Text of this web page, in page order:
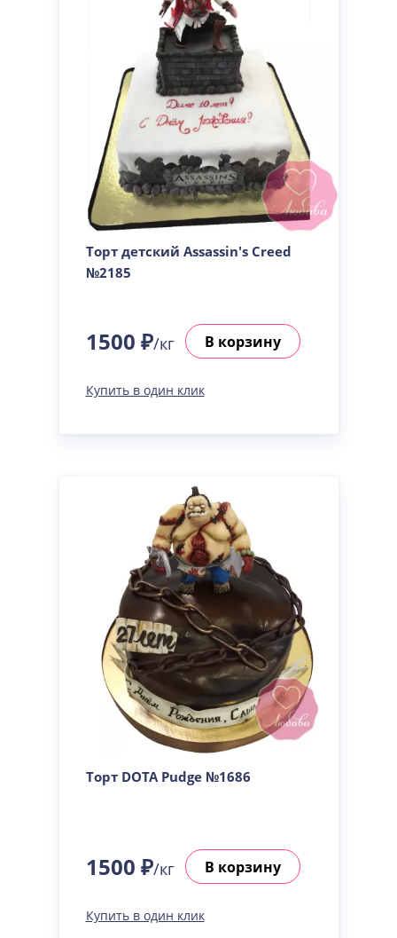
Торт детский Assassin's Creed
№2185
1500 ₽/кг В корзину
Купить в один клик
Торт DOTA Pudge №1686
1500 ₽/кг В корзину
Купить в один клик